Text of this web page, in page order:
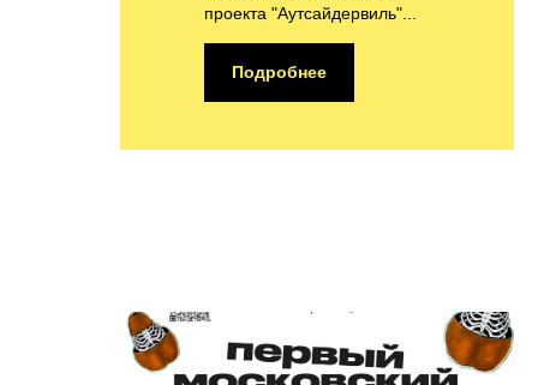
проекта "Аутсайдервиль"...
Подробнее